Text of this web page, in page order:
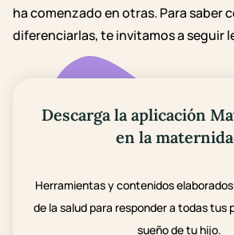
ha comenzado en otras. Para saber
diferenciarlas, te invitamos a seguir
Descarga la aplicación
en la
Herramientas y contenidos
de la salud para responder a todas tus
sueño de tu hijo.